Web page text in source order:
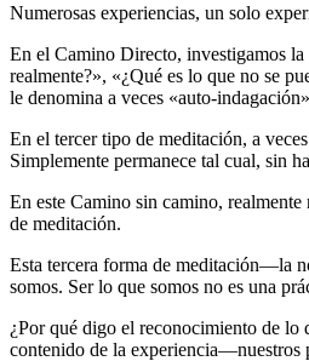
Numerosas experiencias, un solo
En el Camino Directo, investigamos la
realmente?», «¿Qué es lo que no se
le denomina a veces «auto-
En el tercer tipo de meditación, a
Simplemente permanece tal cual, sin
En este Camino sin camino, realmente
de meditación.
Esta tercera forma de meditación―la
somos. Ser lo que somos no es una
¿Por qué digo el reconocimiento de lo
contenido de la experiencia―nuestros